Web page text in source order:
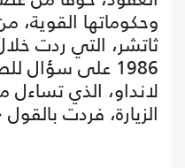
وحكوماتها القوية،
ثاتشر، التي ردت
1986 على سؤال
لانداو، الذي
الزيارة، فردت